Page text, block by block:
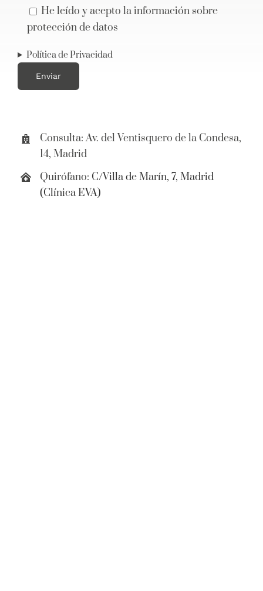
He leído y acepto la información sobre
protección de datos
Política de Privacidad
Consulta:Av. del Ventisquero de la Condesa,
14, Madrid
Quirófano: C/Villa de Marín, 7, Madrid
(Clínica EVA)